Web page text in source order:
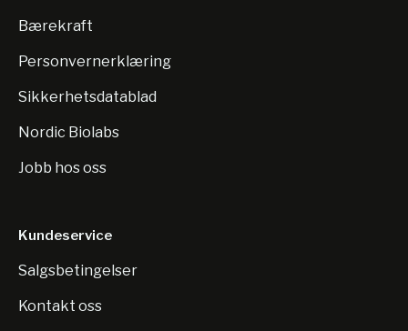
Bærekraft
Personvernerklæring
Sikkerhetsdatablad
Nordic Biolabs
Jobb hos oss
Kundeservice
Salgsbetingelser
Kontakt oss